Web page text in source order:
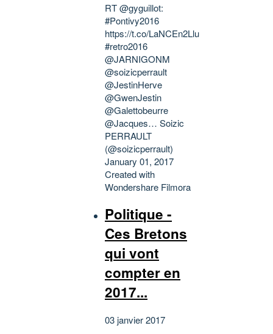
RT @gyguillot:
#Pontivy2016
https://t.co/LaNCEn2Llu
#retro2016
@JARNIGONM
@soizicperrault
@JestinHerve
@GwenJestin
@Galettobeurre
@Jacques… Soizic
PERRAULT
(@soizicperrault)
January 01, 2017
Created with
Wondershare Filmora
Politique -
Ces Bretons
qui vont
compter en
2017...
03 janvier 2017